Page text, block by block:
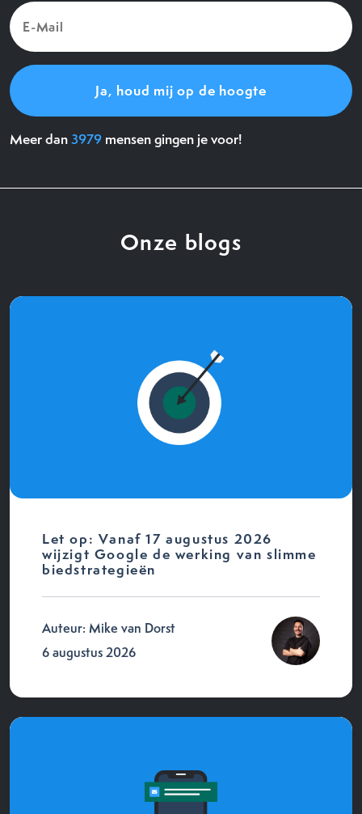
E-
Mail
(Vereist)
Meer dan3979 mensen gingen je voor!
Onze blogs
Let op: Vanaf 17 augustus 2026
wijzigt Google de werking van slimme
biedstrategieën
Auteur: Mike van Dorst
6 augustus 2026